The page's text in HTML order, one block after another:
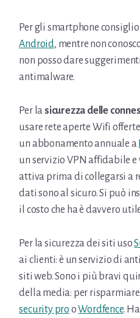
Per gli smartphone consiglio
Android, mentre non
non posso dare
antimalware.
Per la sicurezza delle
usare rete aperte Wifi
un abbonamento annuale a
un servizio VPN affidabile e
attiva prima di collegarsi a
dati sono al sicuro. Si può
il costo che ha è davvero
Per la sicurezza dei siti uso
ai clienti: è un servizio di
siti web. Sono i più bravi
della media: per
security pro oWordfence.